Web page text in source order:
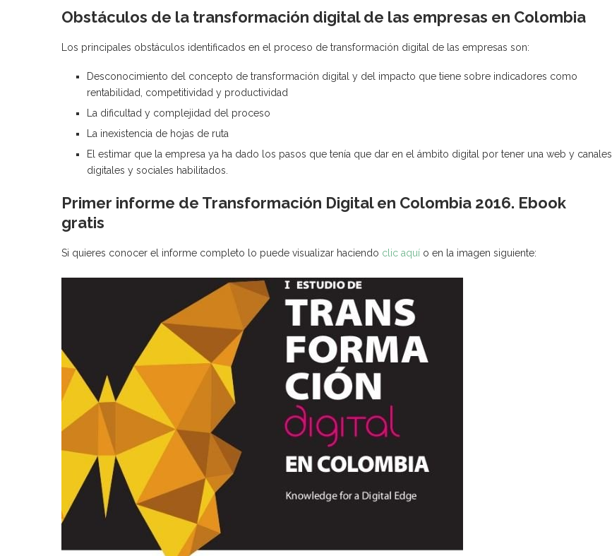
Obstáculos de la transformación digital de las empresas en Colombia
Los principales obstáculos identificados en el proceso de transformación digital de las empresas son:
Desconocimiento del concepto de transformación digital y del impacto que tiene sobre indicadores como
rentabilidad, competitividad y productividad
La dificultad y complejidad del proceso
La inexistencia de hojas de ruta
El estimar que la empresa ya ha dado los pasos que tenía que dar en el ámbito digital por tener una web y canales
digitales y sociales habilitados.
Primer informe de Transformación Digital en Colombia 2016. Ebook
gratis
Si quieres conocer el informe completo lo puede visualizar haciendo clic aquí o en la imagen siguiente: